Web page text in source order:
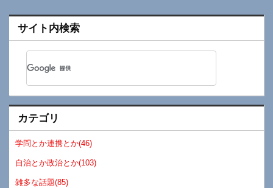
サイト内検索
カテゴリ
学問とか連携とか(46)
自治とか政治とか(103)
雑多な話題(85)